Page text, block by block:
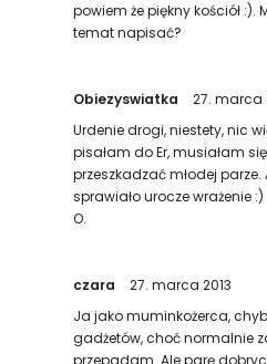
powiem że piękny kościół :).
temat napisać?
Obiezyswiatka
27. marca
Urdenie drogi, niestety, nic
pisałam do Er, musiałam
przeszkadzać młodej parze.
sprawiało urocze wrażenie :)
O.
czara
27. marca 2013
Ja jako muminkożerca,
gadżetów, choć normalnie